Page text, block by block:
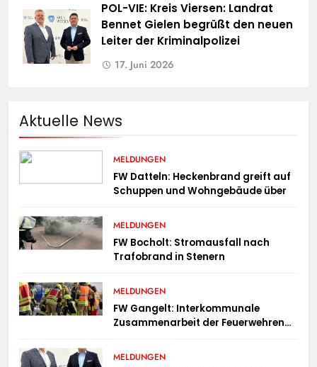
POL-VIE: Kreis Viersen: Landrat
Bennet Gielen begrüßt den neuen
Leiter der Kriminalpolizei
17. Juni 2026
Aktuelle News
MELDUNGEN
FW Datteln: Heckenbrand greift auf
Schuppen und Wohngebäude über
MELDUNGEN
FW Bocholt: Stromausfall nach
Trafobrand in Stenern
MELDUNGEN
FW Gangelt: Interkommunale
Zusammenarbeit der Feuerwehren
Gangelt
MELDUNGEN